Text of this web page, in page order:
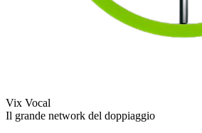
Vix Vocal
Il grande network del doppiaggio